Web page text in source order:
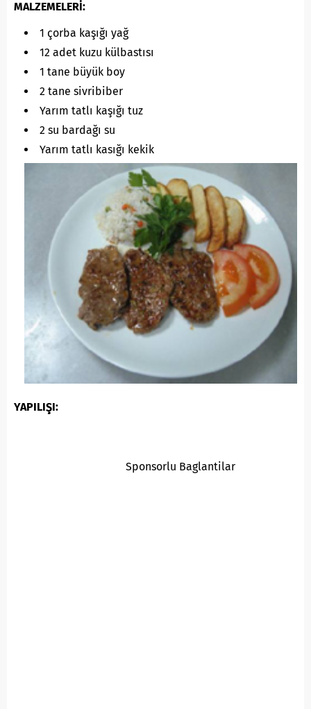
MALZEMELERİ:
1 çorba kaşığı yağ
12 adet kuzu külbastısı
1 tane büyük boy
2 tane sivribiber
Yarım tatlı kaşığı tuz
2 su bardağı su
Yarım tatlı kasığı kekik
YAPILIŞI:
Sponsorlu Baglantilar